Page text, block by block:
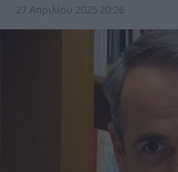
27 Απριλίου 2025 20:26